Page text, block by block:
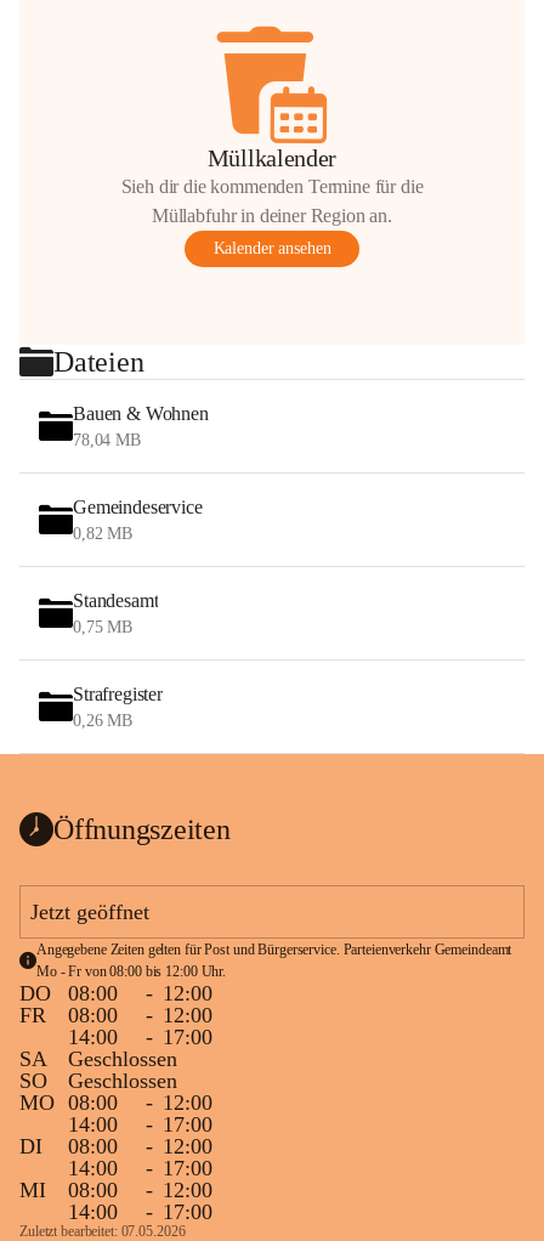
Müllkalender
Sieh dir die kommenden Termine für die
Müllabfuhr in deiner Region an.
Kalender ansehen
Dateien
Bauen & Wohnen
78,04 MB
Gemeindeservice
0,82 MB
Standesamt
0,75 MB
Strafregister
0,26 MB
Öffnungszeiten
Jetzt geöffnet
Angegebene Zeiten gelten für Post und Bürgerservice. Parteienverkehr Gemeindeamt
Mo - Fr von 08:00 bis 12:00 Uhr.
DO 08:00 - 12:00
FR
08:00 - 12:00
14:00
- 17:00
SA
Geschlossen
SO
Geschlossen
MO 08:00 - 12:00
14:00
- 17:00
DI
08:00 - 12:00
14:00
- 17:00
MI
08:00 - 12:00
14:00
- 17:00
Zuletzt bearbeitet: 07.05.2026